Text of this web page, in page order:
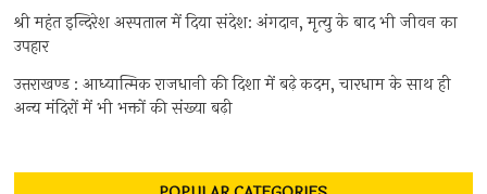
श्री महंत इन्दिरेश अस्पताल में दिया संदेश: अंगदान, मृत्यु के बाद भी जीवन का
उपहार
उत्तराखण्ड : आध्यात्मिक राजधानी की दिशा में बढ़े कदम, चारधाम के साथ ही
अन्य मंदिरों में भी भक्तों की संख्या बढ़ी